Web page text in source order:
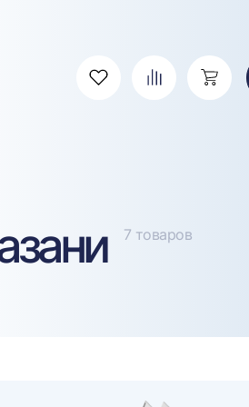
Избранное СравнениеКорзина
7 товаров